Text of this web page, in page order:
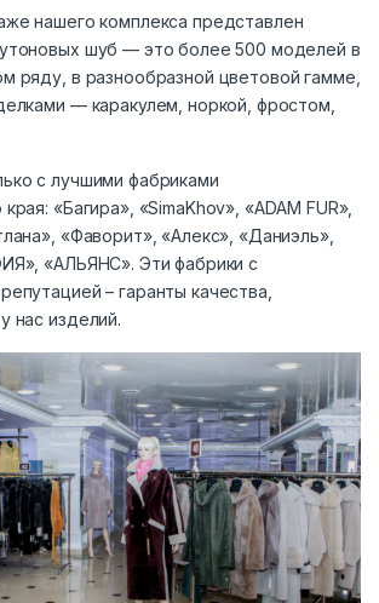
нашего комплекса представлен
шуб — это более 500 моделей в
ряду, в разнообразной цветовой гамме,
— каракулем, норкой, фростом,
с лучшими фабриками
«Багира», «SimaKhov», «ADAM FUR»,
«Фаворит», «Алекс», «Даниэль»,
«АЛЬЯНС». Эти фабрики с
– гаранты качества,
нас изделий.